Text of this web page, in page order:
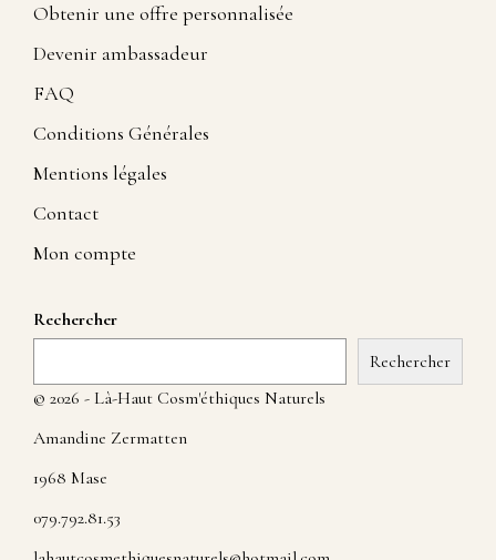
Obtenir une offre personnalisée
Devenir ambassadeur
FAQ
Conditions Générales
Mentions légales
Contact
Mon compte
Rechercher
Rechercher
© 2026 - Là-Haut Cosm'éthiques Naturels
Amandine Zermatten
1968 Mase
079.792.81.53